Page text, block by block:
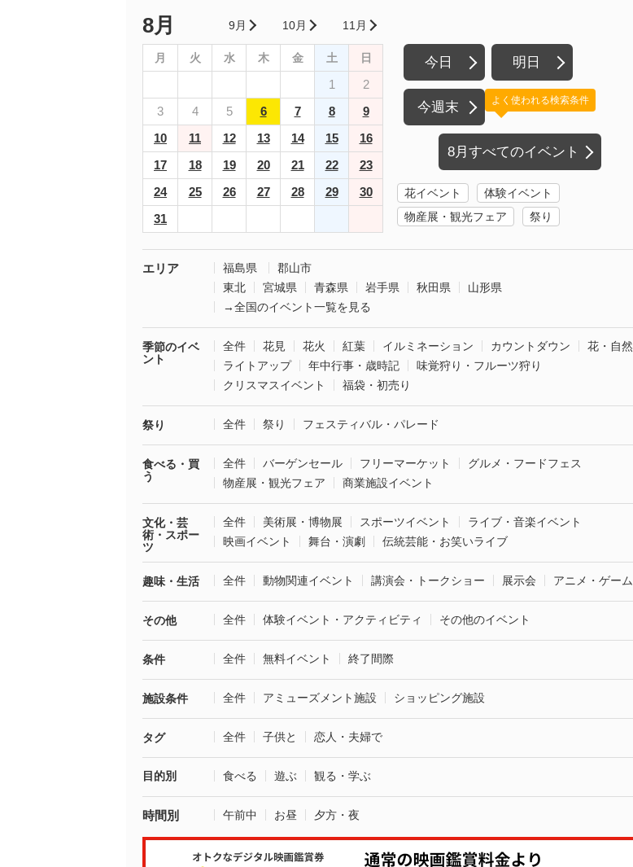
8月 9月 10月 11月
月 火 水 木 金 土 日
1
2
3
4 5 6 7 8
9
10
11 12 13 14 15
16
17
18 19 20 21 22
23
24
25 26 27 28 29
30
31
今日 明日
今週末
8月すべてのイベント
よく使われる検索条件
花イベント
体験イベント
物産展・観光フェア
祭り
エリア 福島県
郡山市
東北
宮城県 青森県 岩手県 秋田県
山形県
→全国のイベント一覧を見る
季節のイベ
ント
全件 花見 花火 紅葉 イルミネーション カウントダウン
花・自然
ライトアップ
年中行事・歳時記
味覚狩り・フルーツ狩り
クリスマスイベント
福袋・初売り
祭り 全件 祭り フェスティバル・パレード
食べる・買
う
全件 バーゲンセール フリーマーケット
グルメ・フードフェス
物産展・観光フェア
商業施設イベント
文化・芸
術・スポー
ツ
全件 美術展・博物展 スポーツイベント
ライブ・音楽イベント
映画イベント
舞台・演劇 伝統芸能・お笑いライブ
趣味・生活 全件 動物関連イベント 講演会・トークショー 展示会 アニメ・ゲーム
その他 全件 体験イベント・アクティビティ その他のイベント
条件 全件 無料イベント 終了間際
施設条件 全件 アミューズメント施設 ショッピング施設
タグ 全件 子供と 恋人・夫婦で
目的別 食べる 遊ぶ 観る・学ぶ
時間別 午前中 お昼 夕方・夜